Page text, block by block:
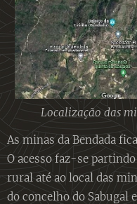
Localização das
As minas da Bendada
O acesso faz-se
rural até ao local das
do concelho do Sabugal